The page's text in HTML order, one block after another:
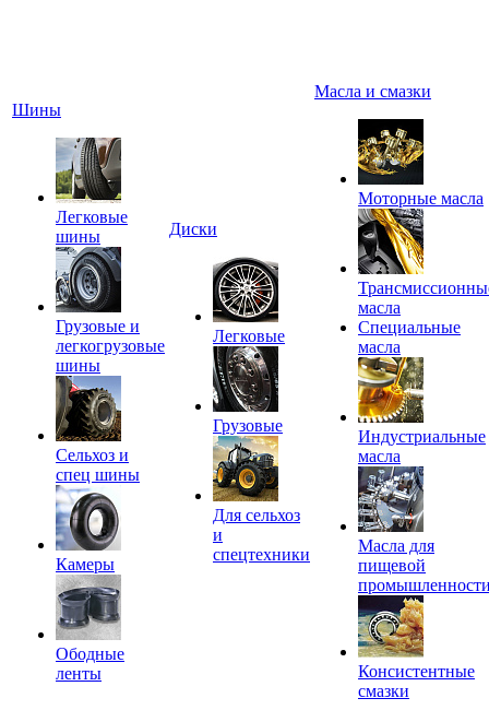
Шины
Легковые
шины
Грузовые и
легкогрузовые
шины
Сельхоз и
спец шины
Камеры
Ободные
ленты
Диски
Легковые
Грузовые
Для сельхоз
и
спецтехники
Масла и смазки
Моторные масла
масла
Специальные
масла
Индустриальные
масла
Масла для
пищевой
Консистентные
смазки